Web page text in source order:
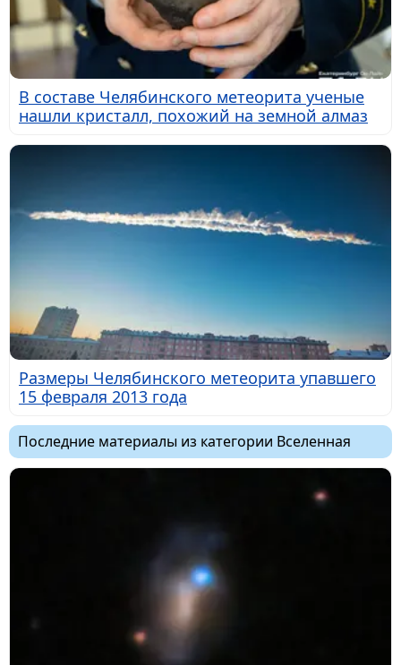
В составе Челябинского метеорита ученые
нашли кристалл, похожий на земной алмаз
Размеры Челябинского метеорита упавшего
15 февраля 2013 года
Последние материалы из категории Вселенная